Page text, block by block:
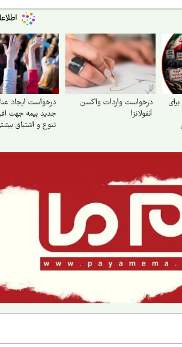
درخواست واردات واکسن
آنفولانزا
درخواست ایجاد
جدید بیمه جهت
تنوع و اشتیاق